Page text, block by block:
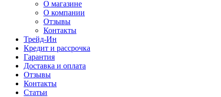
О магазине
О компании
Отзывы
Контакты
Трейд-Ин
Кредит и рассрочка
Гарантия
Доставка и оплата
Отзывы
Контакты
Статьи